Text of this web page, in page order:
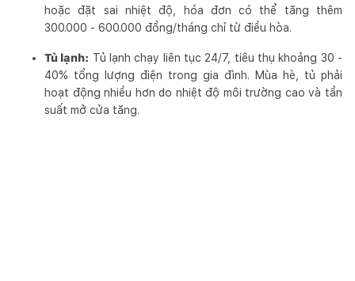
hoặc đặt sai nhiệt độ, hóa đơn có thể tăng thêm
300.000 - 600.000 đồng/tháng chỉ từ điều hòa.
Tủ lạnh: Tủ lạnh chạy liên tục 24/7, tiêu thụ khoảng 30 -
40% tổng lượng điện trong gia đình. Mùa hè, tủ phải
hoạt động nhiều hơn do nhiệt độ môi trường cao và tần
suất mở cửa tăng.